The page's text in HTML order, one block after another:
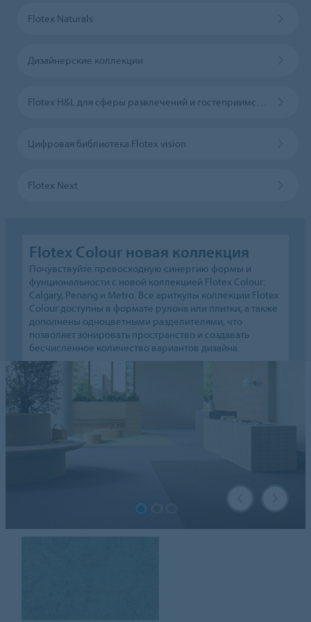
Flotex Naturals
Дизайнерские коллекции
Цифровая библиотека Flotex vision
Flotex Next
Flotex Colour новая коллекция
Почувствуйте превосходную синергию формы и
фунциональности с новой коллекцией Flotex Colour:
Calgary, Penang и Metro. Все ариткулы коллекции Flotex
Colour доступны в формате рулона или плитки, а также
дополнены одноцветными разделителями, что
позволяет зонировать пространство и создавать
бесчисленное количество вариантов дизайна.